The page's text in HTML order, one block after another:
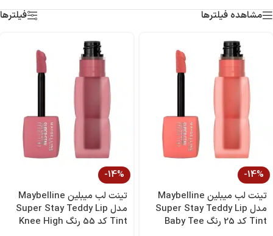
مشاهده فیلترها
فیلترها
-14%
تینت لب میبلین Maybelline
مدل Super Stay Teddy Lip
Tint کد 25 رنگ Baby Tee
-14%
تینت لب میبلین Maybelline
مدل Super Stay Teddy Lip
Tint کد 55 رنگ Knee High